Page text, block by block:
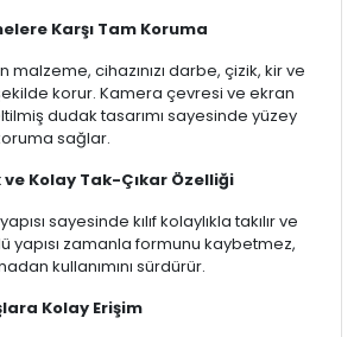
Karşı Tam Koruma
malzeme, cihazınızı darbe, çizik, kir ve
korur. Kamera çevresi ve ekran
dudak tasarımı sayesinde yüzey
sağlar.
ve Kolay Tak-Çıkar Özelliği
sayesinde kılıf kolaylıkla takılır ve
yapısı zamanla formunu kaybetmez,
kullanımını sürdürür.
Kolay Erişim